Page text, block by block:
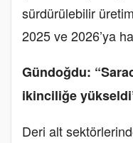
sürdürülebilir
2025 ve 2026’ya
Gündoğdu:
ikinciliğe
Deri alt